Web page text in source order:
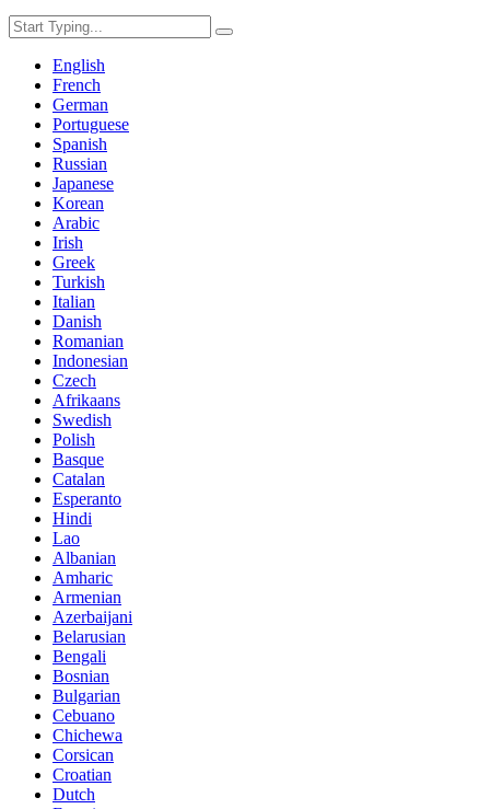
English
French
German
Portuguese
Spanish
Russian
Japanese
Korean
Arabic
Irish
Greek
Turkish
Italian
Danish
Romanian
Indonesian
Czech
Afrikaans
Swedish
Polish
Basque
Catalan
Esperanto
Hindi
Lao
Albanian
Amharic
Armenian
Azerbaijani
Belarusian
Bengali
Bosnian
Bulgarian
Cebuano
Chichewa
Corsican
Croatian
Dutch